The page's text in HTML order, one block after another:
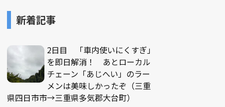
新着記事
2日目 「車内使いにくすぎ」
を即日解消！ あとローカル
チェーン「あじへい」のラー
メンは美味しかったぞ（三重
県四日市市→三重県多気郡大台町）